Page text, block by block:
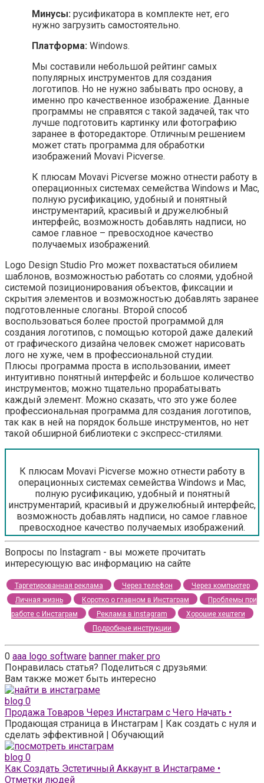
Минусы: русификатора в комплекте нет, его
нужно загрузить самостоятельно.
Платформа: Windows.
Мы составили небольшой рейтинг самых
популярных инструментов для создания
логотипов. Но не нужно забывать про основу, а
именно про качественное изображение. Данные
программы не справятся с такой задачей, так что
лучше подготовить картинку или фотографию
заранее в фоторедакторе. Отличным решением
может стать программа для обработки
изображений Movavi Picverse.
К плюсам Movavi Picverse можно отнести работу в
операционных системах семейства Windows и Mac,
полную русификацию, удобный и понятный
инструментарий, красивый и дружелюбный
интерфейс, возможность добавлять надписи, но
самое главное – превосходное качество
получаемых изображений.
Logo Design Studio Pro может похвастаться обилием
шаблонов, возможностью работать со слоями, удобной
системой позиционирования объектов, фиксации и
скрытия элементов и возможностью добавлять заранее
подготовленные слоганы. Второй способ
воспользоваться более простой программой для
создания логотипов, с помощью которой даже далекий
от графического дизайна человек сможет нарисовать
лого не хуже, чем в профессиональной студии.
Плюсы программа проста в использовании, имеет
интуитивно понятный интерфейс и большое количество
инструментов; можно тщательно прорабатывать
каждый элемент. Можно сказать, что это уже более
профессиональная программа для создания логотипов,
так как в ней на порядок больше инструментов, но нет
такой обширной библиотеки с экспресс-стилями.
К плюсам Movavi Picverse можно отнести работу в
операционных системах семейства Windows и Mac,
полную русификацию, удобный и понятный
инструментарий, красивый и дружелюбный интерфейс,
возможность добавлять надписи, но самое главное
превосходное качество получаемых изображений.
Вопросы по Instagram - вы можете прочитать
интересующую вас информацию на сайте
Таргетированная реклама Через телефон
Через компьютер
Личная жизнь
Коротко о главном в Инстаграм
Проблемы при
работе с Инстаграм
Реклама в instagram
Хорошие хештеги
Подробные инструкции
0 aaa logo software banner maker pro
Понравилась статья? Поделиться с друзьями:
Вам также может быть интересно
blog 0
Продажа Товаров Через Инстаграм с Чего Начать •
Продающая страница в Инстаграм | Как создать с нуля и
сделать эффективной | Обучающий
blog 0
Как Создать Эстетичный Аккаунт в Инстаграме •
Отметки людей